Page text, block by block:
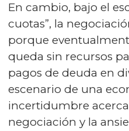
En cambio, bajo el
cuotas”, la
porque
queda sin recursos
pagos de deuda en
escenario de una
incertidumbre
negociación y la